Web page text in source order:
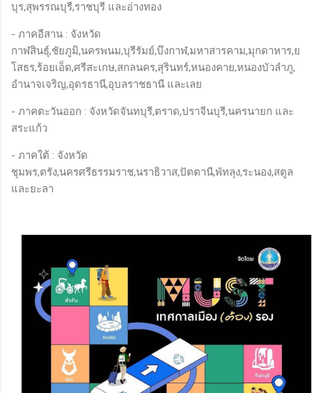
บุร,สุพรรณบุรี,ราชบุรี และอ่างทอง
- ภาคอีสาน : จังหวัด
กาฬสินธุ์,ชัยภูมิ,นครพนม,บุรีรัมย์,บึงกาฬ,มหาสารคาม,มุกดาหาร,ย
โสธร,ร้อยเอ็ด,ศรีสะเกษ,สกลนคร,สุรินทร์,หนองคาย,หนองบัวลำภู,
อำนาจเจริญ,อุดรธานี,อุบลราชธานี และเลย
- ภาคตะวันออก : จังหวัดจันทบุรี,ตราด,ปราจีนบุรี,นครนายก และ
สระแก้ว
- ภาคใต้ : จังหวัด
ชุมพร,ตรัง,นครศรีธรรมราช,นราธิวาส,ปัตตานี,พัทลุง,ระนอง,สตูล
และยะลา